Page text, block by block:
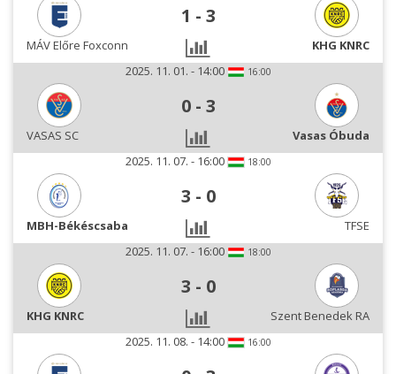
1 - 3
MÁV Előre Foxconn
KHG KNRC
2025. 11. 01. - 14:00
16:00
0 - 3
VASAS SC
Vasas Óbuda
2025. 11. 07. - 16:00
18:00
3 - 0
MBH-Békéscsaba
TFSE
2025. 11. 07. - 16:00
18:00
3 - 0
KHG KNRC
Szent Benedek RA
2025. 11. 08. - 14:00
16:00